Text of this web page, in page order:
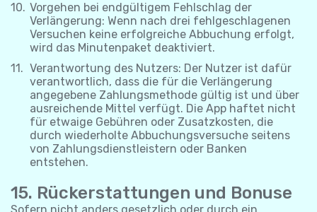
Vorgehen bei endgültigem Fehlschlag der
Verlängerung: Wenn nach drei fehlgeschlagenen
Versuchen keine erfolgreiche Abbuchung erfolgt,
wird das Minutenpaket deaktiviert.
Verantwortung des Nutzers: Der Nutzer ist dafür
verantwortlich, dass die für die Verlängerung
angegebene Zahlungsmethode gültig ist und über
ausreichende Mittel verfügt. Die App haftet nicht
für etwaige Gebühren oder Zusatzkosten, die
durch wiederholte Abbuchungsversuche seitens
von Zahlungsdienstleistern oder Banken
entstehen.
15. Rückerstattungen und Bonuse